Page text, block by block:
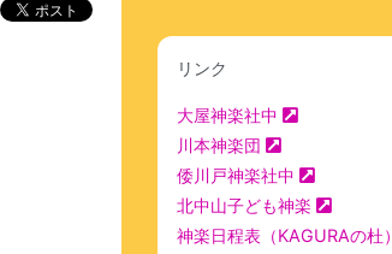
リンク
大屋神楽社中
川本神楽団
倭川戸神楽社中
北中山子ども神楽
神楽日程表（KAGURAの杜）